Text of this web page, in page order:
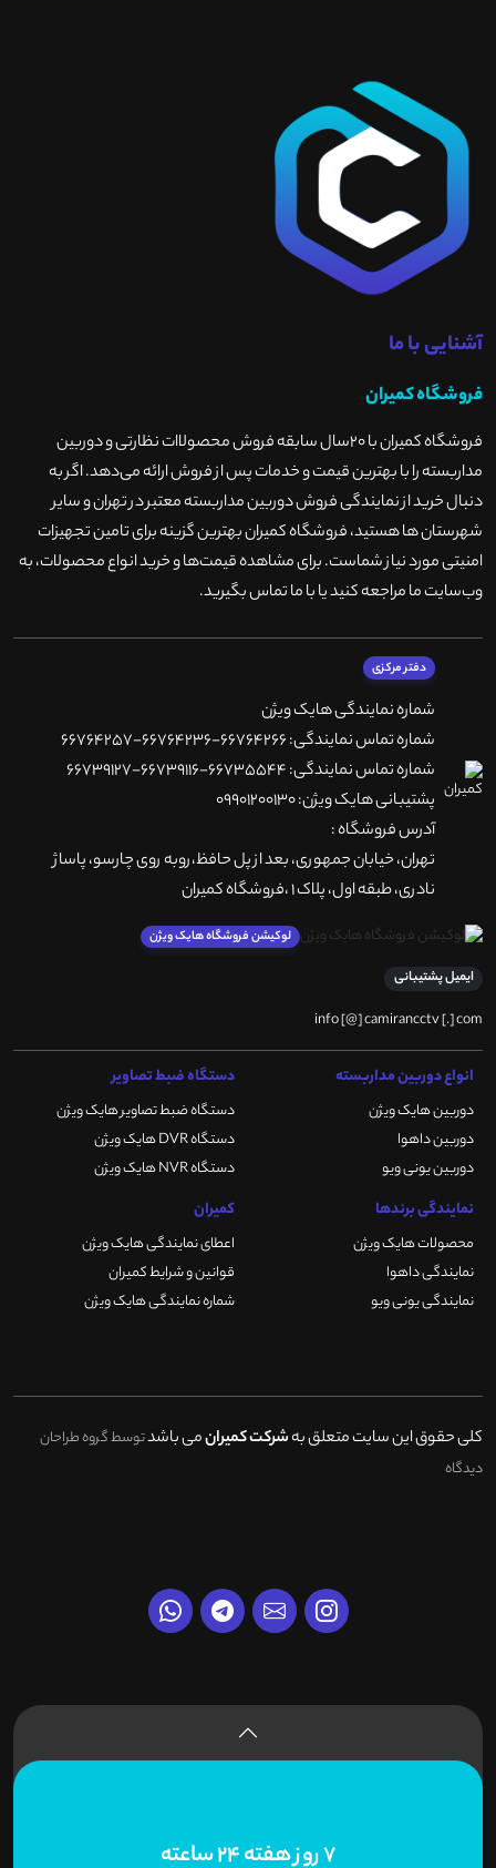
آشنایی با ما
فروشگاه کمیران
فروشگاه کمیران با ۲۰سال سابقه فروش محصولاات نظارتی و دوربین
مداربسته را با بهترین قیمت و خدمات پس از فروش ارائه می‌دهد. اگر به
دنبال خرید از نمایندگی فروش دوربین مداربسته معتبر در تهران و سایر
شهرستان ها هستید، فروشگاه کمیران بهترین گزینه برای تامین تجهیزات
امنیتی مورد نیاز شماست. برای مشاهده قیمت‌ها و خرید انواع محصولات، به
وب‌سایت ما مراجعه کنید یا با ما تماس بگیرید.
دفتر مرکزی
شماره نمایندگی هایک ویژن
شماره تماس نمایندگی: 66764266-66764236-66764257
شماره تماس نمایندگی: 66735544-66739116-66739127
پشتیبانی هایک ویژن: 09901200130
آدرس فروشگاه :
تهران، خيابان جمهوری، بعد از پل حافظ،روبه روی چارسو، پاساژ
نادری، طبقه اول، پلاک 1 ،فروشگاه کمیران
لوکیشن فروشگاه هایک ویژن
ایمیل پشتیبانی
info [@] camirancctv [.] com
انواع دوربین مداربسته
دوربین هایک ویژن
دوربین داهوا
دوربین یونی ویو
دستگاه ضبط تصاویر
دستگاه ضبط تصاویر هایک ویژن
دستگاه DVR هایک ویژن
دستگاه NVR هایک ویژن
نمایندگی برندها
محصولات هایک ویژن
نمایندگی داهوا
نمایندگی یونی ویو
کمیران
اعطای نمایندگی هایک ویژن
قوانین و شرایط کمیران
شماره نمایندگی هایک ویژن
کلی حقوق این سایت متعلق بهشرکت کمیرانمی باشدتوسط گروه طراحان
دیدگاه
7 روز هفته 24 ساعته